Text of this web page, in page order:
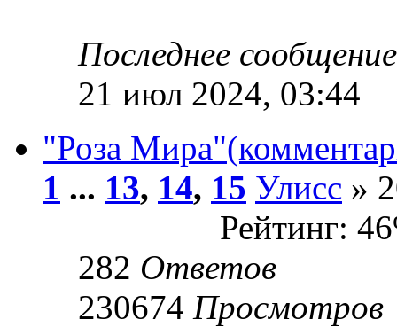
Последнее
21 июл 2024, 03:44
"Роза
1 ... 13, 14, 15 Улисс »
Рейтинг:
282 Ответов
230674 Просмотров